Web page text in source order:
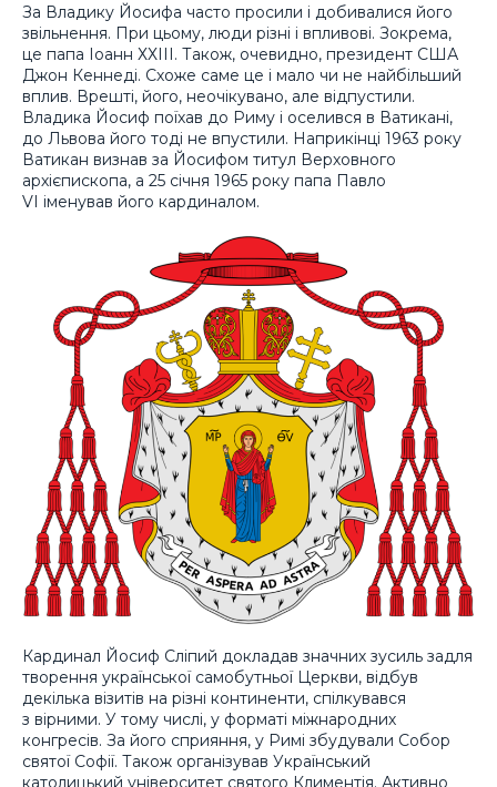
За Владику Йосифа часто просили і добивалися його
звільнення. При цьому, люди різні і впливові. Зокрема,
це папа Іоанн ХХІІІ. Також, очевидно, президент США
Джон Кеннеді. Схоже саме це і мало чи не найбільший
вплив. Врешті, його, неочікувано, але відпустили.
Владика Йосиф поїхав до Риму і оселився в Ватикані,
до Львова його тоді не впустили. Наприкінці 1963 року
Ватикан визнав за Йосифом титул Верховного
архієпископа, а 25 січня 1965 року папа Павло
VI іменував його кардиналом.
Кардинал Йосиф Сліпий докладав значних зусиль задля
творення української самобутньої Церкви, відбув
декілька візитів на різні континенти, спілкувався
з вірними. У тому числі, у форматі міжнародних
конгресів. За його сприяння, у Римі збудували Собор
святої Софії. Також організував Український
католицький університет святого Климентія. Активно